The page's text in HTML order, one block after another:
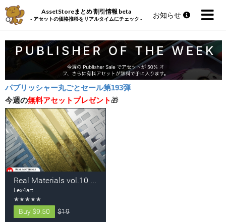
AssetStoreまとめ 割引情報 beta
- アセットの価格推移をリアルタイムにチェック - お知らせ
パブリッシャー丸ごとセール第193弾
今週の無料アセットプレゼント 🎁